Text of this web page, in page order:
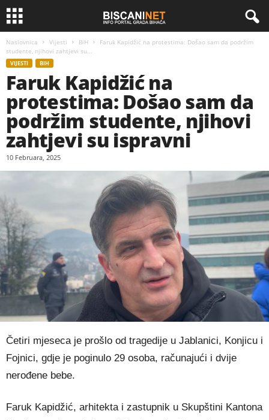
Naslovnica Vijesti BiH
Faruk Kapidžić na protestima: Došao sam da podržim
studente, njihovi zahtjevi su...
VIJESTI BIH
Faruk Kapidžić na
protestima: Došao sam da
podržim studente, njihovi
zahtjevi su ispravni
10 Februara, 2025
Četiri mjeseca je prošlo od tragedije u Jablanici, Konjicu i
Fojnici, gdje je poginulo 29 osoba, računajući i dvije
nerođene bebe.
Faruk Kapidžić, arhitekta i zastupnik u Skupštini Kantona